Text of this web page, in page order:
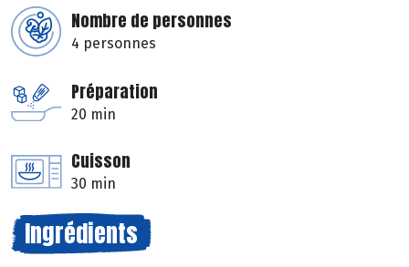
Nombre de personnes
4 personnes
Préparation
20 min
Cuisson
30 min
Ingrédients